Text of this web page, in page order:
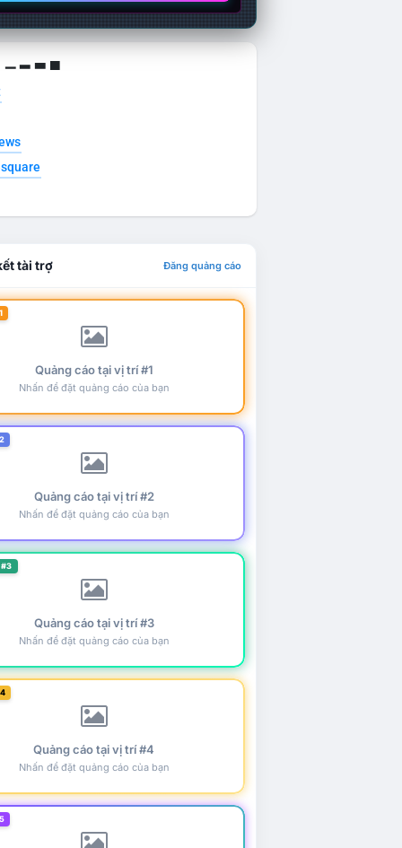
▁ ▂ ▃ ▄
tài trợ Đăng quảng cáo
Quảng cáo tại vị trí #1
Nhấn để đặt quảng cáo của bạn
Quảng cáo tại vị trí #2
Nhấn để đặt quảng cáo của bạn
Quảng cáo tại vị trí #3
Nhấn để đặt quảng cáo của bạn
Quảng cáo tại vị trí #4
Nhấn để đặt quảng cáo của bạn